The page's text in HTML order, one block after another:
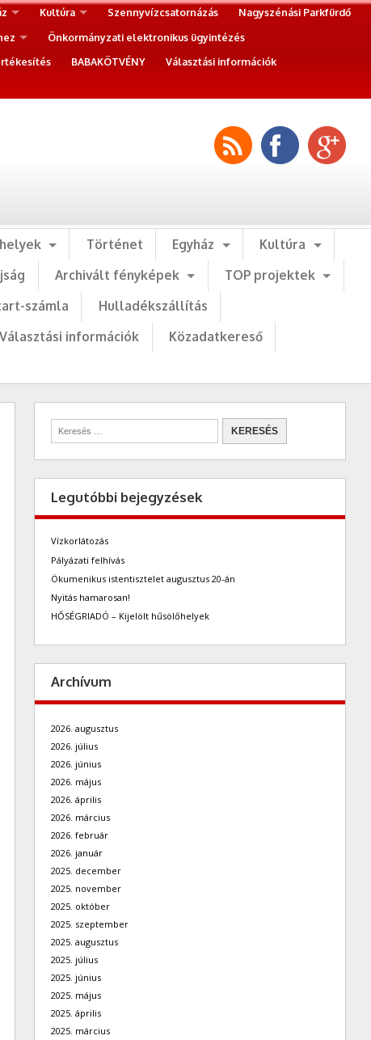
Kultúra Szennyvízcsatornázás
Nagyszénási Parkfürdő
Önkormányzati elektronikus ügyintézés
BABAKÖTVÉNY
Választási információk
Történet Egyház
Kultúra
Archivált fényképek
TOP projektek
számla
Hulladékszállítás
Választási információk
Közadatkereső
Legutóbbi bejegyzések
Vízkorlátozás
Pályázati felhívás
Ökumenikus istentisztelet augusztus 20-án
Nyitás hamarosan!
HŐSÉGRIADÓ – Kijelölt hűsölőhelyek
Archívum
2026. augusztus
2026. július
2026. június
2026. május
2026. április
2026. március
2026. február
2026. január
2025. december
2025. november
2025. október
2025. szeptember
2025. augusztus
2025. július
2025. június
2025. május
2025. április
2025. március